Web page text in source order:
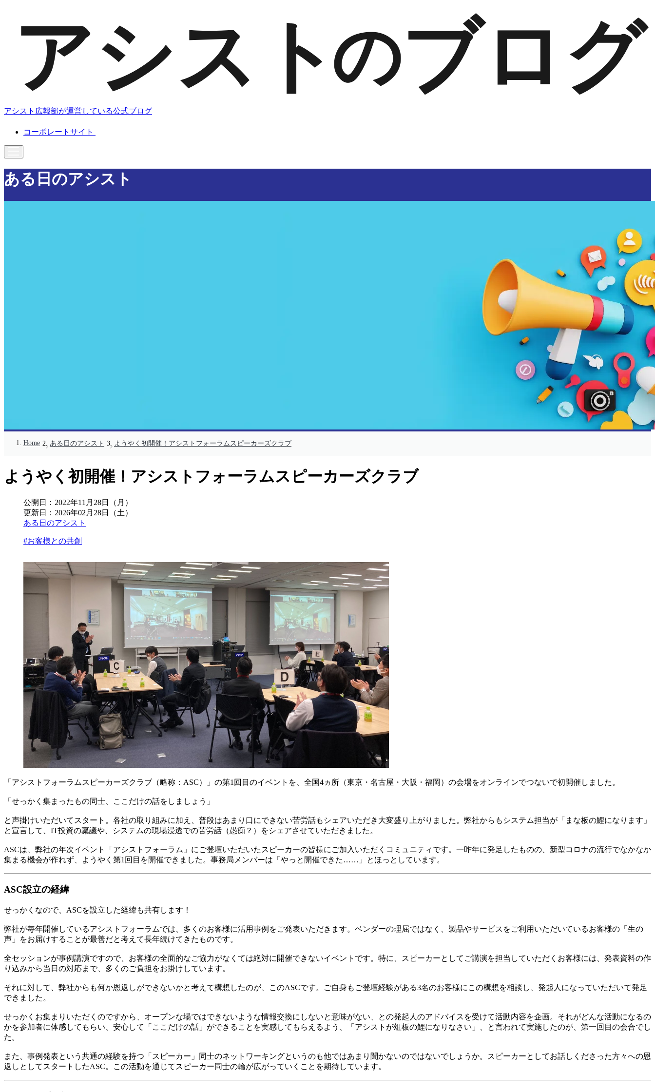
アシスト広報部が運営している公式ブログ
コーポレートサイト
ある日のアシスト
Home ある日のアシスト ようやく初開催！アシストフォーラムスピーカーズクラブ
ようやく初開催！アシストフォーラムスピーカーズクラブ
公開日： 2022年11月28日（月）
更新日： 2026年02月28日（土）
ある日のアシスト
#お客様との共創
「アシストフォーラムスピーカーズクラブ（略称：ASC）」の第1回目のイベントを、全国4ヵ所（東京・名古屋・大阪・福岡）の会場をオンラインでつないで初開催しました。
「せっかく集まったもの同士、ここだけの話をしましょう」
と声掛けいただいてスタート。各社の取り組みに加え、普段はあまり口にできない苦労話もシェアいただき大変盛り上がりました。弊社からもシステム担当が「まな板の鯉になります」
と宣言して、IT投資の稟議や、システムの現場浸透での苦労話（愚痴？）をシェアさせていただきました。
ASCは、弊社の年次イベント「アシストフォーラム」にご登壇いただいたスピーカーの皆様にご加入いただくコミュニティです。一昨年に発足したものの、新型コロナの流行でなかなか
集まる機会が作れず、ようやく第1回目を開催できました。事務局メンバーは「やっと開催できた……」とほっとしています。
ASC設立の経緯
せっかくなので、ASCを設立した経緯も共有します！
弊社が毎年開催しているアシストフォーラムでは、多くのお客様に活用事例をご発表いただきます。ベンダーの理屈ではなく、製品やサービスをご利用いただいているお客様の「生の
声」をお届けすることが最善だと考えて長年続けてきたものです。
全セッションが事例講演ですので、お客様の全面的なご協力がなくては絶対に開催できないイベントです。特に、スピーカーとしてご講演を担当していただくお客様には、発表資料の作
り込みから当日の対応まで、多くのご負担をお掛けしています。
それに対して、弊社からも何か恩返しができないかと考えて構想したのが、このASCです。ご自身もご登壇経験がある3名のお客様にこの構想を相談し、発起人になっていただいて発足
できました。
せっかくお集まりいただくのですから、オープンな場ではできないような情報交換にしないと意味がない、との発起人のアドバイスを受けて活動内容を企画。それがどんな活動になるの
かを参加者に体感してもらい、安心して「ここだけの話」ができることを実感してもらえるよう、「アシストが俎板の鯉になりなさい」、と言われて実施したのが、第一回目の会合でし
た。
また、事例発表という共通の経験を持つ「スピーカー」同士のネットワーキングというのも他ではあまり聞かないのではないでしょうか。スピーカーとしてお話しくださった方々への恩
返しとしてスタートしたASC。この活動を通じてスピーカー同士の輪が広がっていくことを期待しています。